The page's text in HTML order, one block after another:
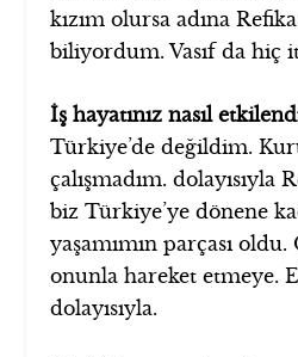
kızım olursa adına
biliyordum. Vasıf da hiç
İş hayatınız nasıl
Türkiye’de değildim.
çalışmadım. dolayısıyla
biz Türkiye’ye dönene
yaşamımın parçası oldu.
onunla hareket etmeye.
dolayısıyla.